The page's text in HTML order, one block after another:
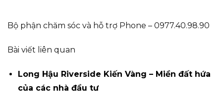
Bộ phận chăm sóc và hỗ trợ Phone – 0977.40.98.90
Bài viết liên quan
Long Hậu Riverside Kiến Vàng – Miền đất hứa
của các nhà đầu tư